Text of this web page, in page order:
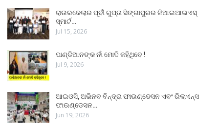
ରାଉରକେଲାର ପୂର୍ବୀ ଗୁପ୍ତା ସିଙ୍ଗାପୁରର ଜିଆଇଆଇଏସ୍
ସ୍ମାର୍ଟ…
Jul 15, 2026
ପାଣ୍ଡିଆନଙ୍କ ନାଁ ମୋଦି କହିଥିବେ !
Jul 9, 2026
ଆଇଓସି, ଅଭିନବ ବିନ୍ଦ୍ରା ଫାଉଣ୍ଡେସନ ଏବଂ ରିଲାଏନ୍ସ
ଫାଉଣ୍ଡେସନ…
Jun 19, 2026